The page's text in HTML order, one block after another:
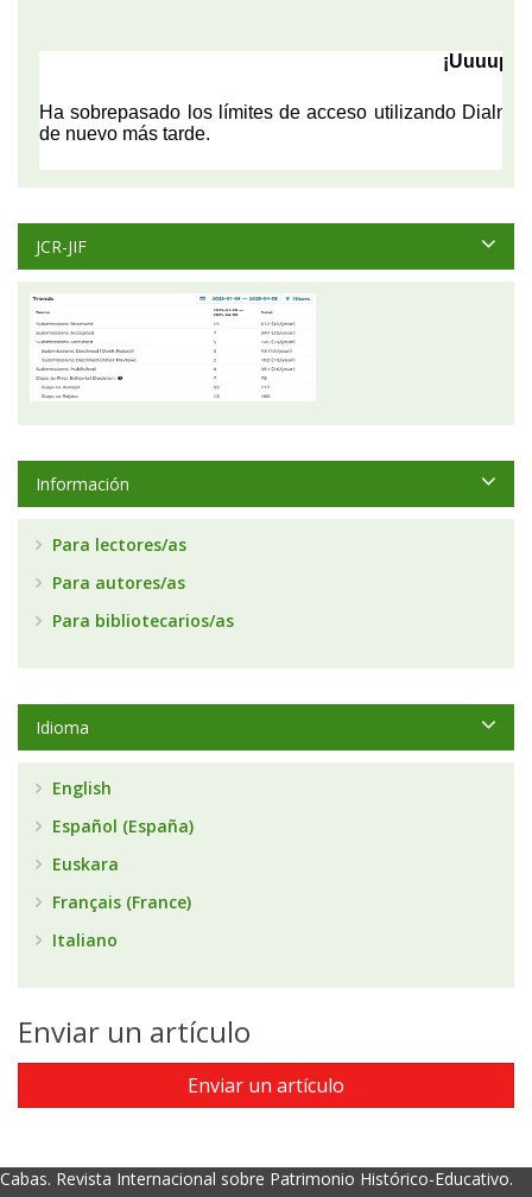
JCR-JIF
Información
Para lectores/as
Para autores/as
Para bibliotecarios/as
Idioma
English
Español (España)
Euskara
Français (France)
Italiano
Enviar un artículo
Enviar un artículo
Cabas. Revista Internacional sobre Patrimonio Histórico-Educativo.